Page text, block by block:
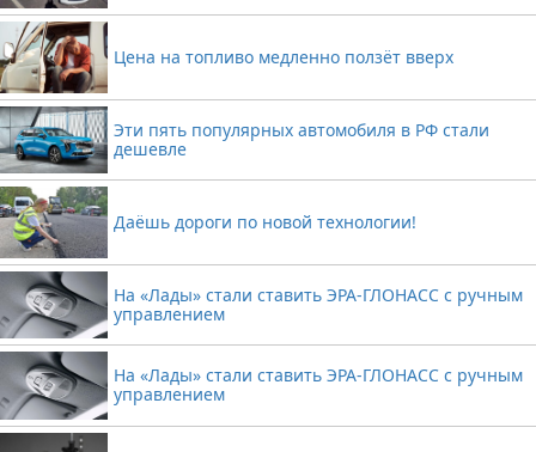
Цена на топливо медленно ползёт вверх
Эти пять популярных автомобиля в РФ стали
дешевле
Даёшь дороги по новой технологии!
На «Лады» стали ставить ЭРА-ГЛОНАСС с ручным
управлением
На «Лады» стали ставить ЭРА-ГЛОНАСС с ручным
управлением